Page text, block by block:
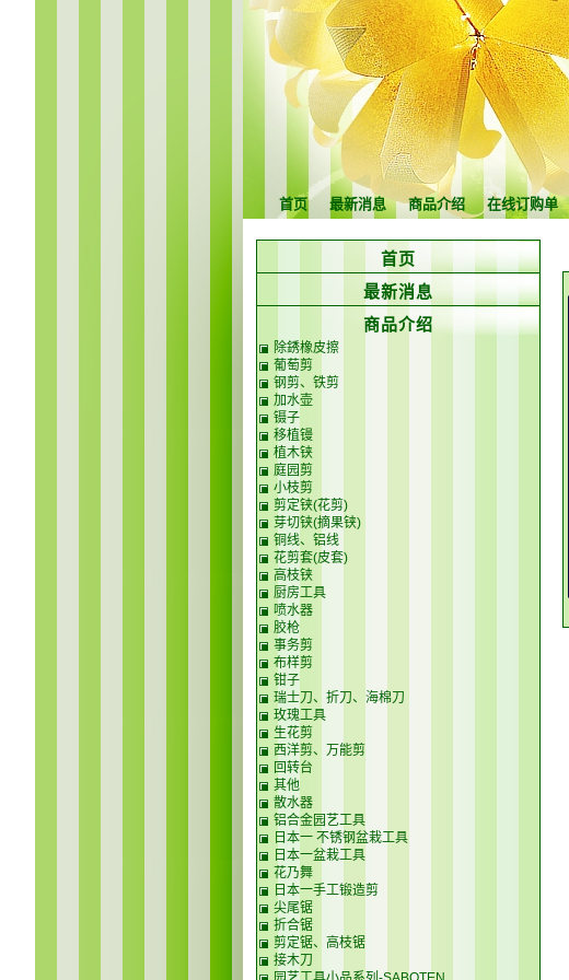
首页 最新消息 商品介绍 在线订购单
首页
最新消息
商品介绍
除銹橡皮擦
葡萄剪
钢剪、铁剪
加水壶
镊子
移植镘
植木铗
庭园剪
小枝剪
剪定铗(花剪)
芽切铗(摘果铗)
铜线、铝线
花剪套(皮套)
高枝铗
厨房工具
喷水器
胶枪
事务剪
布样剪
钳子
瑞士刀、折刀、海棉刀
玫瑰工具
生花剪
西洋剪、万能剪
回转台
其他
散水器
铝合金园艺工具
日本一 不锈钢盆栽工具
日本一盆栽工具
花乃舞
日本一手工锻造剪
尖尾锯
折合锯
剪定锯、高枝锯
接木刀